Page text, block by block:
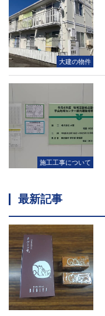
大建の物件
施工工事について
最新記事